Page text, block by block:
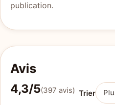
publication.
Avis
4,3/5(397 avis) Trier